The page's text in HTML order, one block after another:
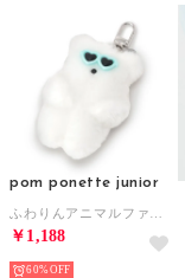
pom ponette junior
￥1,188
60%